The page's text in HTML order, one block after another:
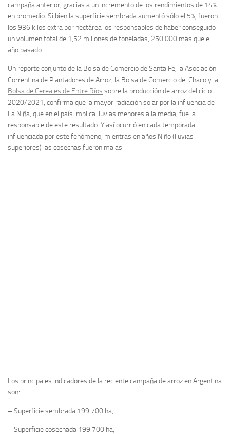
campaña anterior, gracias a un incremento de los rendimientos de 14%
en promedio. Si bien la superficie sembrada aumentó sólo el 5%, fueron
los 936 kilos extra por hectárea los responsables de haber conseguido
un volumen total de 1,52 millones de toneladas, 250.000 más que el
año pasado.
Un reporte conjunto de la Bolsa de Comercio de Santa Fe, la Asociación
Correntina de Plantadores de Arroz, la Bolsa de Comercio del Chaco y la
Bolsa de Cereales de Entre Ríos sobre la producción de arroz del ciclo
2020/2021, confirma que la mayor radiación solar por la influencia de
La Niña, que en el país implica lluvias menores a la media, fue la
responsable de este resultado. Y así ocurrió en cada temporada
influenciada por este fenómeno, mientras en años Niño (lluvias
superiores) las cosechas fueron malas.
Los principales indicadores de la reciente campaña de arroz en Argentina
son:
– Superficie sembrada 199.700 ha,
– Superficie cosechada 199.700 ha,